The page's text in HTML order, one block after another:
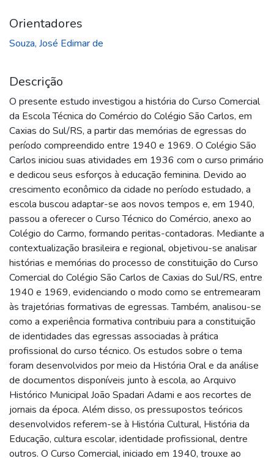
Orientadores
Souza, José Edimar de
Descrição
O presente estudo investigou a história do Curso Comercial
da Escola Técnica do Comércio do Colégio São Carlos, em
Caxias do Sul/RS, a partir das memórias de egressas do
período compreendido entre 1940 e 1969. O Colégio São
Carlos iniciou suas atividades em 1936 com o curso primário
e dedicou seus esforços à educação feminina. Devido ao
crescimento econômico da cidade no período estudado, a
escola buscou adaptar-se aos novos tempos e, em 1940,
passou a oferecer o Curso Técnico do Comércio, anexo ao
Colégio do Carmo, formando peritas-contadoras. Mediante a
contextualização brasileira e regional, objetivou-se analisar
histórias e memórias do processo de constituição do Curso
Comercial do Colégio São Carlos de Caxias do Sul/RS, entre
1940 e 1969, evidenciando o modo como se entremearam
às trajetórias formativas de egressas. Também, analisou-se
como a experiência formativa contribuiu para a constituição
de identidades das egressas associadas à prática
profissional do curso técnico. Os estudos sobre o tema
foram desenvolvidos por meio da História Oral e da análise
de documentos disponíveis junto à escola, ao Arquivo
Histórico Municipal João Spadari Adami e aos recortes de
jornais da época. Além disso, os pressupostos teóricos
desenvolvidos referem-se à História Cultural, História da
Educação, cultura escolar, identidade profissional, dentre
outros. O Curso Comercial, iniciado em 1940, trouxe ao